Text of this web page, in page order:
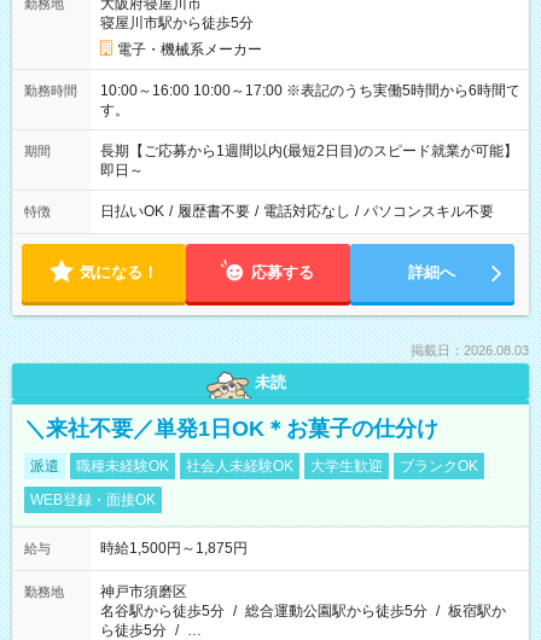
勤務地
大阪府寝屋川市
寝屋川市駅から徒歩5分
電子・機械系メーカー
勤務時間
10:00～16:00 10:00～17:00 ※表記のうち実働5時間から6時間で
す。
期間
長期【ご応募から1週間以内(最短2日目)のスピード就業が可能】
即日～
特徴 日払いOK / 履歴書不要 / 電話対応なし / パソコンスキル不要
気になる！ 応募する 詳細へ
掲載日：2026.08.03
未読
＼来社不要／単発1日OK＊お菓子の仕分け
派遣 職種未経験OK 社会人未経験OK 大学生歓迎
ブランクOK
WEB登録・面接OK
給与 時給1,500円～1,875円
勤務地
神戸市須磨区
名谷駅から徒歩5分 / 総合運動公園駅から徒歩5分 / 板宿駅か
ら徒歩5分 / …